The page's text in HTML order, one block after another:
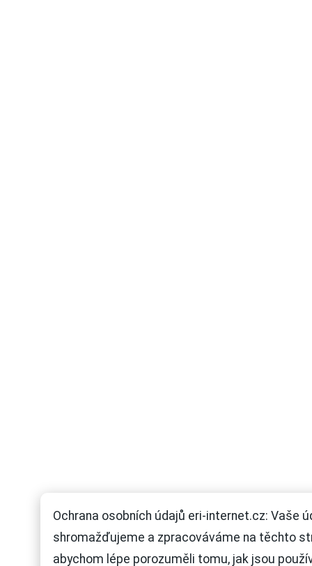
Ochrana osobních údajů eri-internet.cz: Vaše
shromažďujeme a zpracováváme na těchto
abychom lépe porozuměli tomu, jak jsou